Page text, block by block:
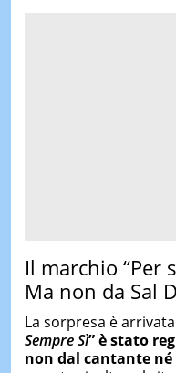
Il marchio “Per
Ma non da Sal
La sorpresa è
Sempre Sì”è stato
non dal cantante